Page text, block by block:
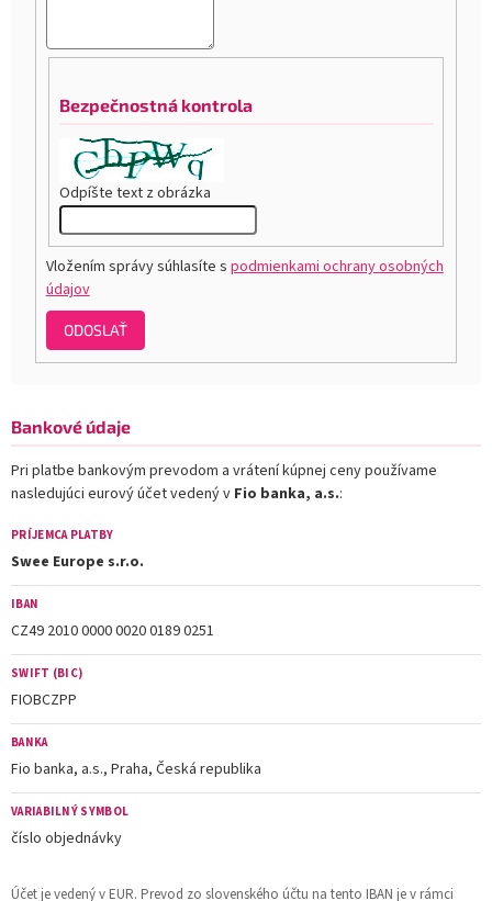
Bezpečnostná kontrola
Odpíšte text z obrázka
Vložením správy súhlasíte s podmienkami ochrany osobných
údajov
ODOSLAŤ
Bankové údaje
Pri platbe bankovým prevodom a vrátení kúpnej ceny používame
nasledujúci eurový účet vedený v Fio banka, a.s.:
PRÍJEMCA PLATBY
Swee Europe s.r.o.
IBAN
CZ49 2010 0000 0020 0189 0251
SWIFT (BIC)
FIOBCZPP
BANKA
Fio banka, a.s., Praha, Česká republika
VARIABILNÝ SYMBOL
číslo objednávky
Účet je vedený v EUR. Prevod zo slovenského účtu na tento IBAN je v rámci